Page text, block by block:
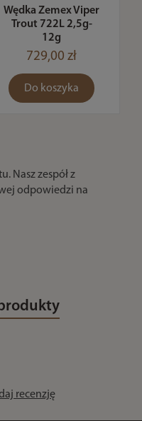
Wędka Zemex Viper
Trout 722L 2,5g-
12g
729,00 zł
Do koszyka
Nasz zespół z
odpowiedzi na
recenzję